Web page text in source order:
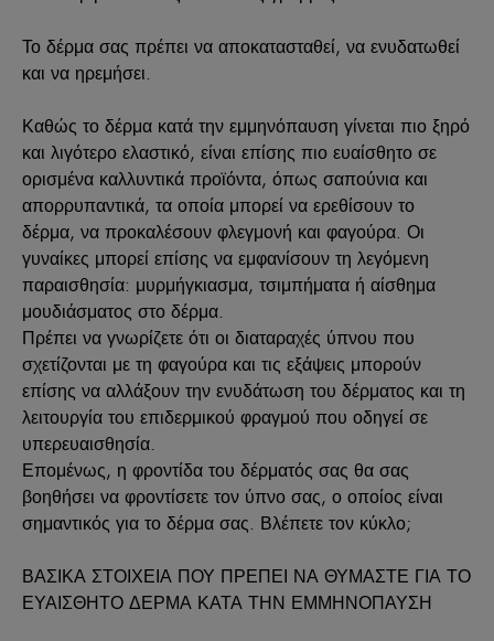
Το δέρμα σας πρέπει να αποκατασταθεί, να ενυδατωθεί
και να ηρεμήσει.
Καθώς το δέρμα κατά την εμμηνόπαυση γίνεται πιο ξηρό
και λιγότερο ελαστικό, είναι επίσης πιο ευαίσθητο σε
ορισμένα καλλυντικά προϊόντα, όπως σαπούνια και
απορρυπαντικά, τα οποία μπορεί να ερεθίσουν το
δέρμα, να προκαλέσουν φλεγμονή και φαγούρα. Οι
γυναίκες μπορεί επίσης να εμφανίσουν τη λεγόμενη
παραισθησία: μυρμήγκιασμα, τσιμπήματα ή αίσθημα
μουδιάσματος στο δέρμα.
Πρέπει να γνωρίζετε ότι οι διαταραχές ύπνου που
σχετίζονται με τη φαγούρα και τις εξάψεις μπορούν
επίσης να αλλάξουν την ενυδάτωση του δέρματος και τη
λειτουργία του επιδερμικού φραγμού που οδηγεί σε
υπερευαισθησία.
Επομένως, η φροντίδα του δέρματός σας θα σας
βοηθήσει να φροντίσετε τον ύπνο σας, ο οποίος είναι
σημαντικός για το δέρμα σας. Βλέπετε τον κύκλο;
ΒΑΣΙΚΑ ΣΤΟΙΧΕΙΑ ΠΟΥ ΠΡΕΠΕΙ ΝΑ ΘΥΜΑΣΤΕ ΓΙΑ ΤΟ
ΕΥΑΙΣΘΗΤΟ ΔΕΡΜΑ ΚΑΤΑ ΤΗΝ ΕΜΜΗΝΟΠΑΥΣΗ